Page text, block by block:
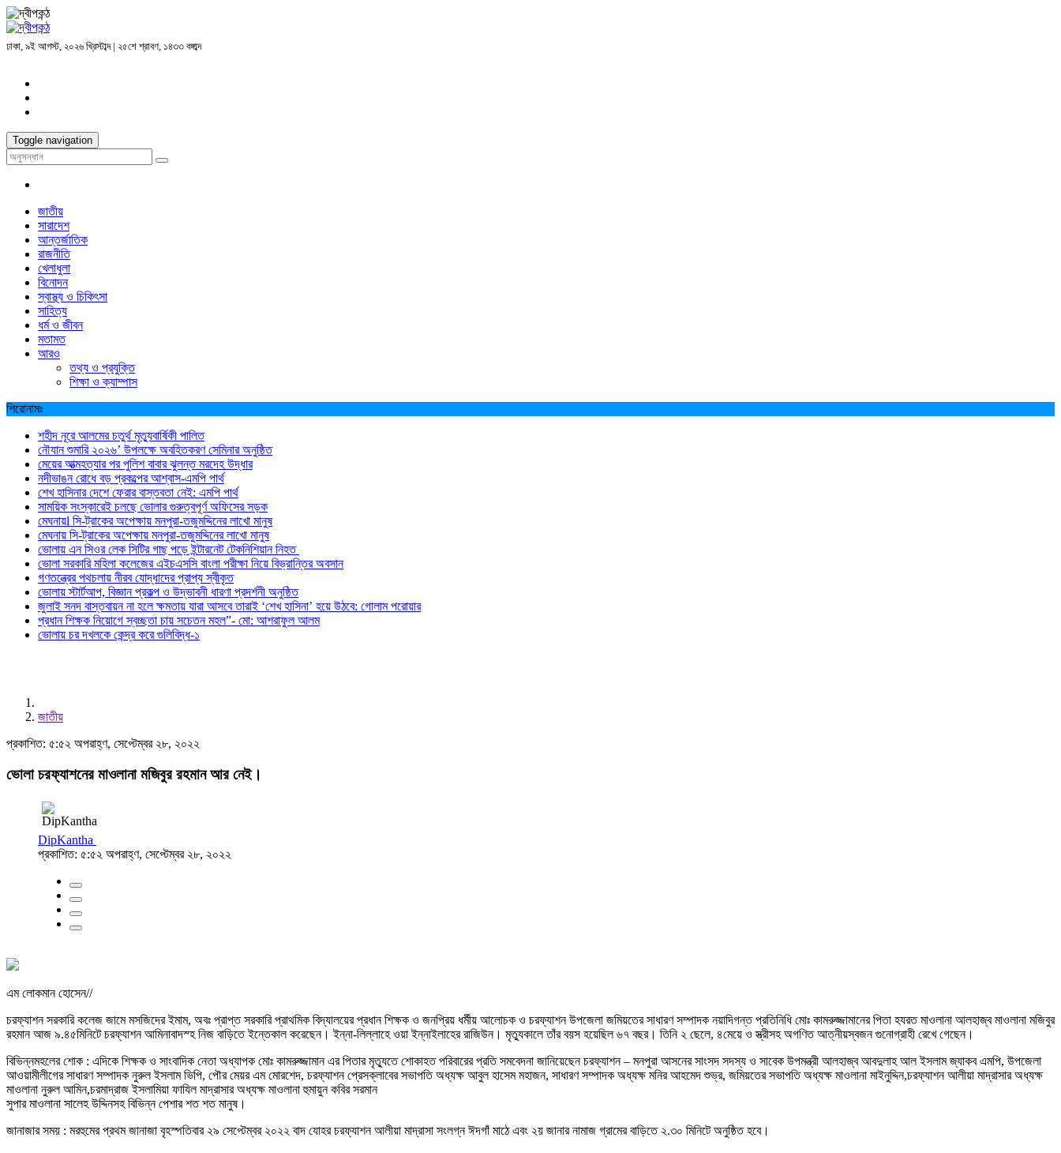
ঢাকা, ৯ই আগস্ট, ২০২৬ খ্রিস্টাব্দ | ২৫শে শ্রাবণ, ১৪৩৩ বঙ্গাব্দ
Toggle navigation
জাতীয়
সারাদেশ
আন্তর্জাতিক
রাজনীতি
খেলাধুলা
বিনোদন
স্বাস্থ্য ও চিকিৎসা
সাহিত্য
ধর্ম ও জীবন
মতামত
আরও
তথ্য ও প্রযুক্তি
শিক্ষা ও ক্যাম্পাস
শিরোনামঃ
শহীদ নূরে আলমের চতুর্থ মৃত্যুবার্ষিকী পালিত
নৌযান শুমারি ২০২৬’ উপলক্ষে অবহিতকরণ সেমিনার অনুষ্ঠিত
মেয়ের আত্মহত্যার পর পুলিশ বাবার ঝুলন্ত মরদেহ উদ্ধার
নদীভাঙন রোধে বড় প্রকল্পের আশ্বাস-এমপি পার্থ
শেখ হাসিনার দেশে ফেরার বাস্তবতা নেই: এমপি পার্থ
সাময়িক সংস্কারেই চলছে ভোলার গুরুত্বপূর্ণ অফিসের সড়ক
মেঘনায়l সি-ট্রাকের অপেক্ষায় মনপুরা-তজুমদ্দিনের লাখো মানুষ
মেঘনায় সি-ট্রাকের অপেক্ষায় মনপুরা-তজুমদ্দিনের লাখো মানুষ
ভোলায় এন সিওর লেক সিটির গাছ পড়ে ইন্টারনেট টেকনিশিয়ান নিহত
ভোলা সরকারি মহিলা কলেজের এইচএসসি বাংলা পরীক্ষা নিয়ে বিভ্রান্তির অবসান
গণতন্ত্রের পথচলায় নীরব যোদ্ধাদের প্রাপ্য স্বীকৃত
ভোলায় স্টার্টআপ, বিজ্ঞান প্রকল্প ও উদ্ভাবনী ধারণা প্রদর্শনী অনুষ্ঠিত
জুলাই সনদ বাস্তবায়ন না হলে ক্ষমতায় যারা আসবে তারাই ‘শেখ হাসিনা’ হয়ে উঠবে: গোলাম পরোয়ার
প্রধান শিক্ষক নিয়োগে স্বচ্ছতা চায় সচেতন মহল”- মো: আশরাফুল আলম
ভোলায় চর দখলকে কেন্দ্র করে গুলিবিদ্ধ-১
জাতীয়
প্রকাশিত: ৫:৫২ অপরাহ্ণ, সেপ্টেম্বর ২৮, ২০২২
ভোলা চরফ্যাশনের মাওলানা মজিবুর রহমান আর নেই।
DipKantha
প্রকাশিত: ৫:৫২ অপরাহ্ণ, সেপ্টেম্বর ২৮, ২০২২
এম লোকমান হোসেন//
চরফ্যাশন সরকারি কলেজ জামে মসজিদের ইমাম, অবঃ প্রাপ্ত সরকারি প্রাথমিক বিদ্যালয়ের প্রধান শিক্ষক ও জনপ্রিয় ধর্মীয় আলোচক ও চরফ্যাশন উপজেলা জমিয়তের সাধারণ সম্পাদক নয়াদিগন্ত প্রতিনিধি মোঃ কামরুজ্জামানের পিতা হযরত মাওলানা আলহাজ্ব মাওলানা মজিবুর
রহমান আজ ৯.৪৫মিনিটে চরফ্যাশন আমিনাবাদস্হ নিজ বাড়িতে ইন্তেকাল করেছেন। ইন্না-লিল্লাহে ওয়া ইন্নাইলাহের রাজিউন। মৃত্যুকালে তাঁর বয়স হয়েছিল ৬৭ বছর। তিনি ২ ছেলে, ৪মেয়ে ও স্ত্রীসহ অগণিত আত্নীয়স্বজন গুনোগ্রাহী রেখে গেছেন।
বিভিন্নমহলের শোক : এদিকে শিক্ষক ও সাংবাদিক নেতা অধ্যাপক মোঃ কামরুজ্জামান এর পিতার মৃত্যুতে শোকাহত পরিবারের প্রতি সমবেদনা জানিয়েছেন চরফ্যাশন – মনপুরা আসনের সাংসদ সদস্য ও সাবেক উপমন্ত্রী আলহাজ্ব আবদুলাহ আল ইসলাম জ্যাকব এমপি, উপজেলা
আওয়ামীলীগের সাধারণ সম্পাদক নুরুল ইসলাম ভিপি, পৌর মেয়র এম মোরশেদ, চরফ্যাশন প্রেসক্লাবের সভাপতি অধ্যক্ষ আবুল হাসেম মহাজন, সাধারণ সম্পাদক অধ্যক্ষ মনির আহমেদ শুভ্র, জমিয়তের সভাপতি অধ্যক্ষ মাওলানা মাইনুদ্দিন,চরফ্যাশন আলীয়া মাদ্রাসার অধ্যক্ষ
মাওলানা নুরুল আমিন,চরমাদ্রাজ ইসলামিয়া ফাযিল মাদ্রাসার অধ্যক্ষ মাওলানা হুমায়ুন কবির সরমান
সুপার মাওলানা সালেহ উদ্দিনসহ বিভিন্ন পেশার শত শত মানুষ।
জানাজার সময় : মরহুমের প্রথম জানাজা বৃহস্পতিবার ২৯ সেপ্টেম্বর ২০২২ বাদ যোহর চরফ্যাশন আলীয়া মাদ্রাসা সংলগ্ন ঈদগাঁ মাঠে এবং ২য় জানার নামাজ গ্রামের বাড়িতে ২.৩০ মিনিটে অনুষ্ঠিত হবে।